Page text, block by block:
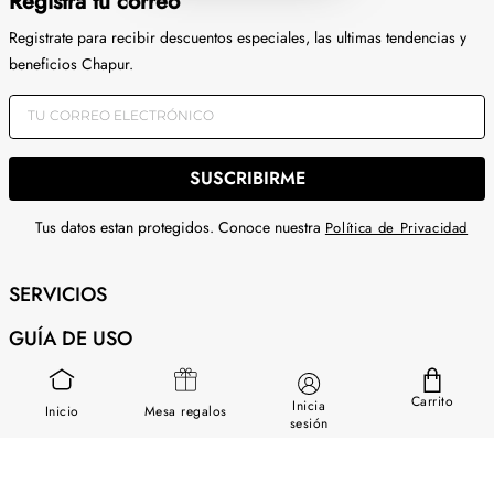
Inicio Mesa regalos
Inicia
sesión
Carrito
Registrate para recibir descuentos especiales, las ultimas tendencias y
beneficios Chapur.
SUSCRIBIRME
Tus datos estan protegidos. Conoce nuestra Política de Privacidad
SERVICIOS
GUÍA DE USO
SOBRE NOSOTROS